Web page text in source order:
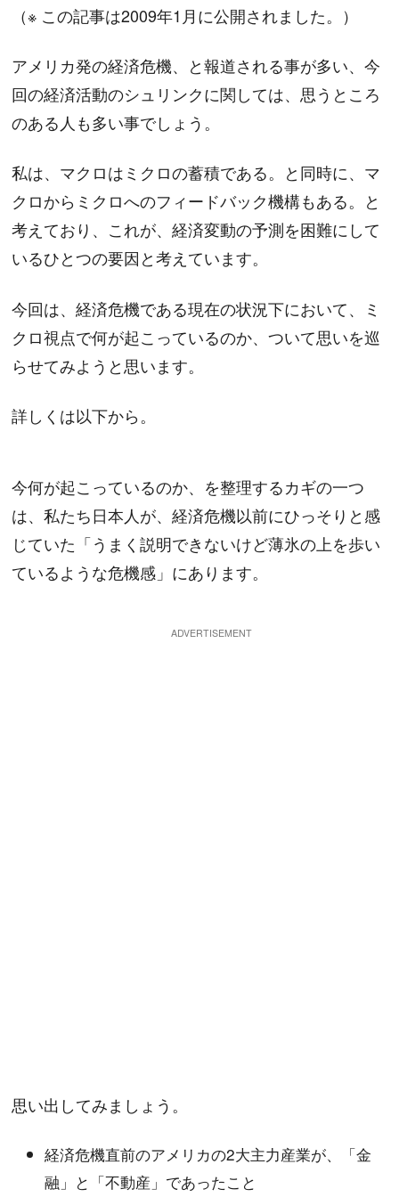
（※ この記事は2009年1月に公開されました。）
アメリカ発の経済危機、と報道される事が多い、今
回の経済活動のシュリンクに関しては、思うところ
のある人も多い事でしょう。
私は、マクロはミクロの蓄積である。と同時に、マ
クロからミクロへのフィードバック機構もある。と
考えており、これが、経済変動の予測を困難にして
いるひとつの要因と考えています。
今回は、経済危機である現在の状況下において、ミ
クロ視点で何が起こっているのか、ついて思いを巡
らせてみようと思います。
詳しくは以下から。
今何が起こっているのか、を整理するカギの一つ
は、私たち日本人が、経済危機以前にひっそりと感
じていた「うまく説明できないけど薄氷の上を歩い
ているような危機感」にあります。
思い出してみましょう。
経済危機直前のアメリカの2大主力産業が、「金
融」と「不動産」であったこと